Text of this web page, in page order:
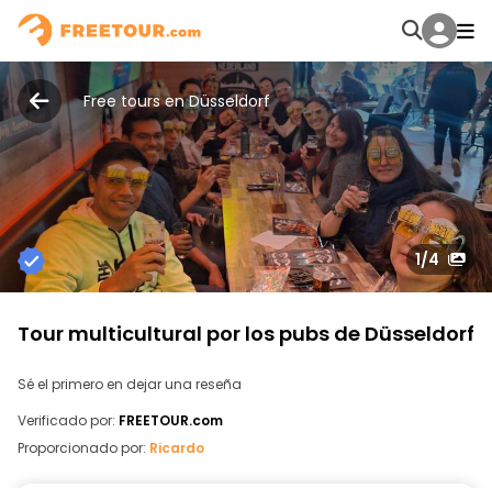
Free tours en Düsseldorf
1/4
Tour multicultural por los pubs de Düsseldorf
Sé el primero en dejar una reseña
Verificado por: FREETOUR.com
Proporcionado por: Ricardo